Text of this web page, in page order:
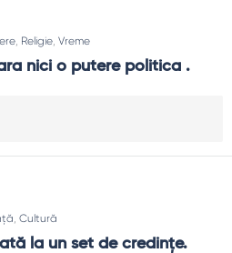
, Religie, Vreme
nici o putere politica .
, Cultură
la un set de credinţe.